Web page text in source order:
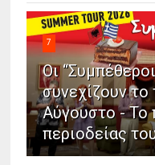
7
Οι
συνεχίζουν το
Αύγουστο - Το
περιοδείας